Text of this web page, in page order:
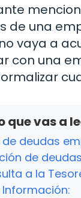
de una
vaya a
con una
que vas a
de deudas
de
a la
Información: